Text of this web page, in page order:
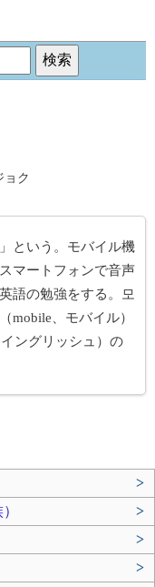
ョク
という。モバイル機
マートフォンで音声
語の勉強をする。모
mobile、モバイル）
ングリッシュ）の
>
>
>
>